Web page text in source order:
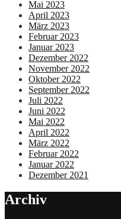
Mai 2023
April 2023
März 2023
Februar 2023
Januar 2023
Dezember 2022
November 2022
Oktober 2022
September 2022
Juli 2022
Juni 2022
Mai 2022
April 2022
März 2022
Februar 2022
Januar 2022
Dezember 2021
Archiv